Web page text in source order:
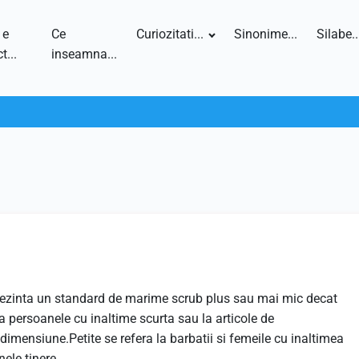
Ce
inseamna...
Curiozitati... Sinonime...
un standard de marime scrub plus sau mai mic decat
persoanele cu inaltime scurta sau la articole de
se refera la barbatii si femeile cu inaltimea